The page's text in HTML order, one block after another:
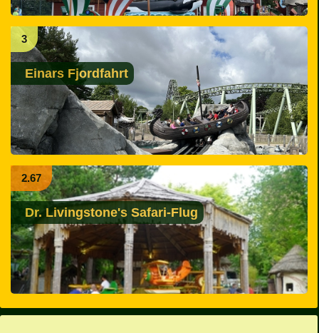
3
Einars Fjordfahrt
2.67
Dr. Livingstone's Safari-Flug